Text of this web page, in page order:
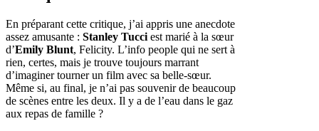
En préparant cette critique, j’ai appris une anecdote
assez amusante : Stanley Tucci est marié à la sœur
d’Emily Blunt, Felicity. L’info people qui ne sert à
rien, certes, mais je trouve toujours marrant
d’imaginer tourner un film avec sa belle-sœur.
Même si, au final, je n’ai pas souvenir de beaucoup
de scènes entre les deux. Il y a de l’eau dans le gaz
aux repas de famille ?